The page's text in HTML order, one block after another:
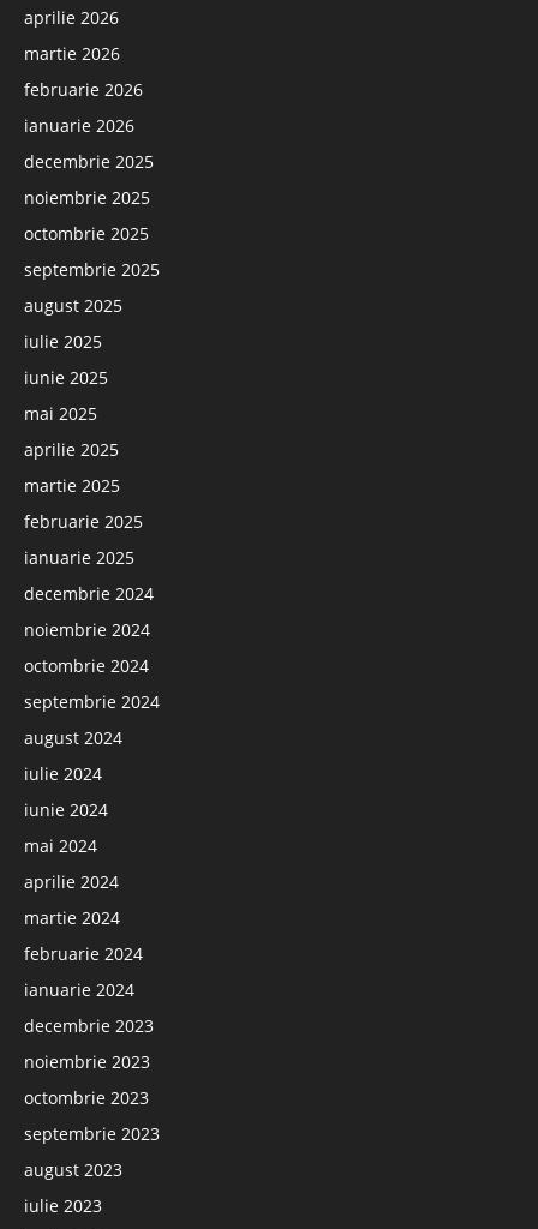
aprilie 2026
martie 2026
februarie 2026
ianuarie 2026
decembrie 2025
noiembrie 2025
octombrie 2025
septembrie 2025
august 2025
iulie 2025
iunie 2025
mai 2025
aprilie 2025
martie 2025
februarie 2025
ianuarie 2025
decembrie 2024
noiembrie 2024
octombrie 2024
septembrie 2024
august 2024
iulie 2024
iunie 2024
mai 2024
aprilie 2024
martie 2024
februarie 2024
ianuarie 2024
decembrie 2023
noiembrie 2023
octombrie 2023
septembrie 2023
august 2023
iulie 2023